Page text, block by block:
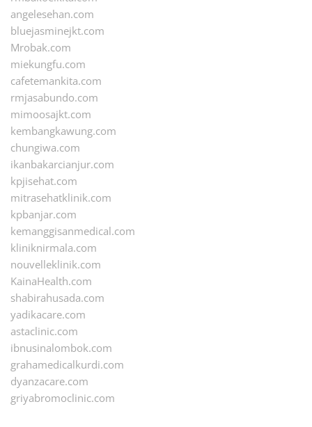
angelesehan.com
bluejasminejkt.com
Mrobak.com
miekungfu.com
cafetemankita.com
rmjasabundo.com
mimoosajkt.com
kembangkawung.com
chungiwa.com
ikanbakarcianjur.com
kpjisehat.com
mitrasehatklinik.com
kpbanjar.com
kemanggisanmedical.com
kliniknirmala.com
nouvelleklinik.com
KainaHealth.com
shabirahusada.com
yadikacare.com
astaclinic.com
ibnusinalombok.com
grahamedicalkurdi.com
dyanzacare.com
griyabromoclinic.com